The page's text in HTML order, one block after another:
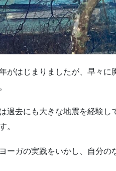
がはじまりましたが、早々に
過去にも大きな地震を経験し
。
ーガの実践をいかし、自分の